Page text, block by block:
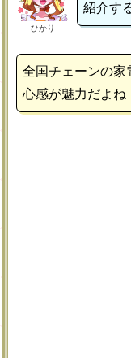
ひかり
紹介す
全国チェーンの家
心感が魅力だよね